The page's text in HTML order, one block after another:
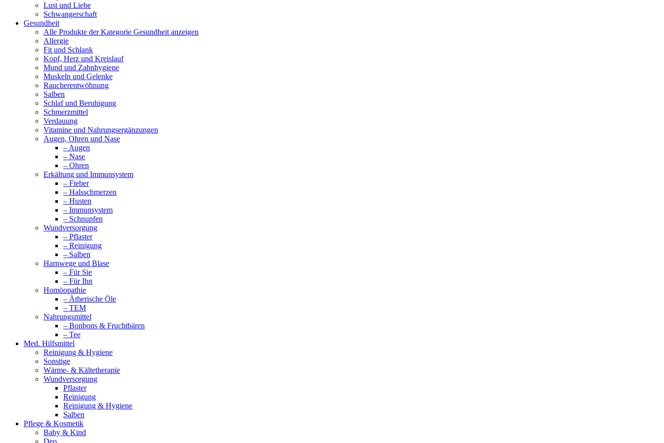
Lust und Liebe
Schwangerschaft
Gesundheit
Alle Produkte der Kategorie Gesundheit anzeigen
Allergie
Fit und Schlank
Kopf, Herz und Kreislauf
Mund und Zahnhygiene
Muskeln und Gelenke
Raucherentwöhnung
Salben
Schlaf und Beruhigung
Schmerzmittel
Verdauung
Vitamine und Nahrungsergänzungen
Augen, Ohren und Nase
– Augen
– Nase
– Ohren
Erkältung und Immunsystem
– Fieber
– Halsschmerzen
– Husten
– Immunsystem
– Schnupfen
Wundversorgung
– Pflaster
– Reinigung
– Salben
Harnwege und Blase
– Für Sie
– Für Ihn
Homöopathie
– Ätherische Öle
– TEM
Nahrungsmittel
– Bonbons & Fruchtbären
– Tee
Med. Hilfsmittel
Reinigung & Hygiene
Sonstige
Wärme- & Kältetherapie
Wundversorgung
Pflaster
Reinigung
Reinigung & Hygiene
Salben
Pflege & Kosmetik
Baby & Kind
Deo